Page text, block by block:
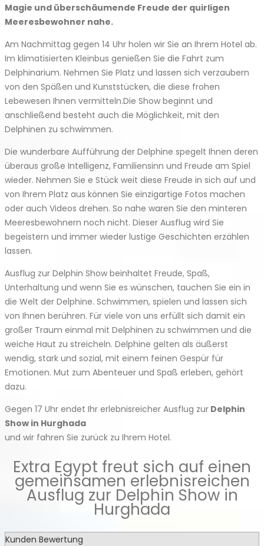
Magie und überschäumende Freude der quirligen
Meeresbewohner nahe.
Am Nachmittag gegen 14 Uhr holen wir Sie an Ihrem Hotel ab.
Im klimatisierten Kleinbus genießen Sie die Fahrt zum
Delphinarium. Nehmen Sie Platz und lassen sich verzaubern
von den Späßen und Kunststücken, die diese frohen
Lebewesen Ihnen vermitteln.Die Show beginnt und
anschließend besteht auch die Möglichkeit, mit den
Delphinen zu schwimmen.
Die wunderbare Aufführung der Delphine spegelt Ihnen deren
überaus große Intelligenz, Familiensinn und Freude am Spiel
wieder. Nehmen Sie e Stück weit diese Freude in sich auf und
von Ihrem Platz aus können Sie einzigartige Fotos machen
oder auch Videos drehen. So nahe waren Sie den minteren
Meeresbewohnern noch nicht. Dieser Ausflug wird Sie
begeistern und immer wieder lustige Geschichten erzählen
lassen.
Ausflug zur Delphin Show beinhaltet Freude, Spaß,
Unterhaltung und wenn Sie es wünschen, tauchen Sie ein in
die Welt der Delphine. Schwimmen, spielen und lassen sich
von Ihnen berühren. Für viele von uns erfüllt sich damit ein
großer Traum einmal mit Delphinen zu schwimmen und die
weiche Haut zu streicheln. Delphine gelten als äußerst
wendig, stark und sozial, mit einem feinen Gespür für
Emotionen. Mut zum Abenteuer und Spaß erleben, gehört
dazu.
Gegen 17 Uhr endet Ihr erlebnisreicher Ausflug zur Delphin
Show in Hurghada
und wir fahren Sie zurück zu Ihrem Hotel.
Extra Egypt freut sich auf einen
gemeinsamen erlebnisreichen
Ausflug zur Delphin Show in
Hurghada
Kunden Bewertung